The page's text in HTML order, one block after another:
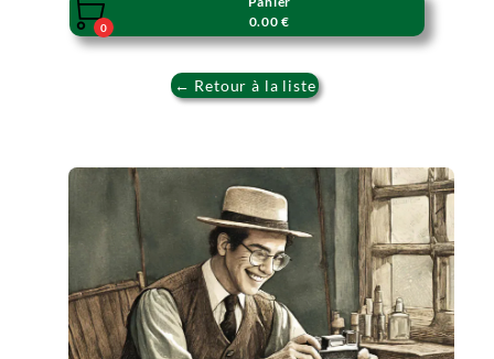

0
0.00 €
← Retour à la liste